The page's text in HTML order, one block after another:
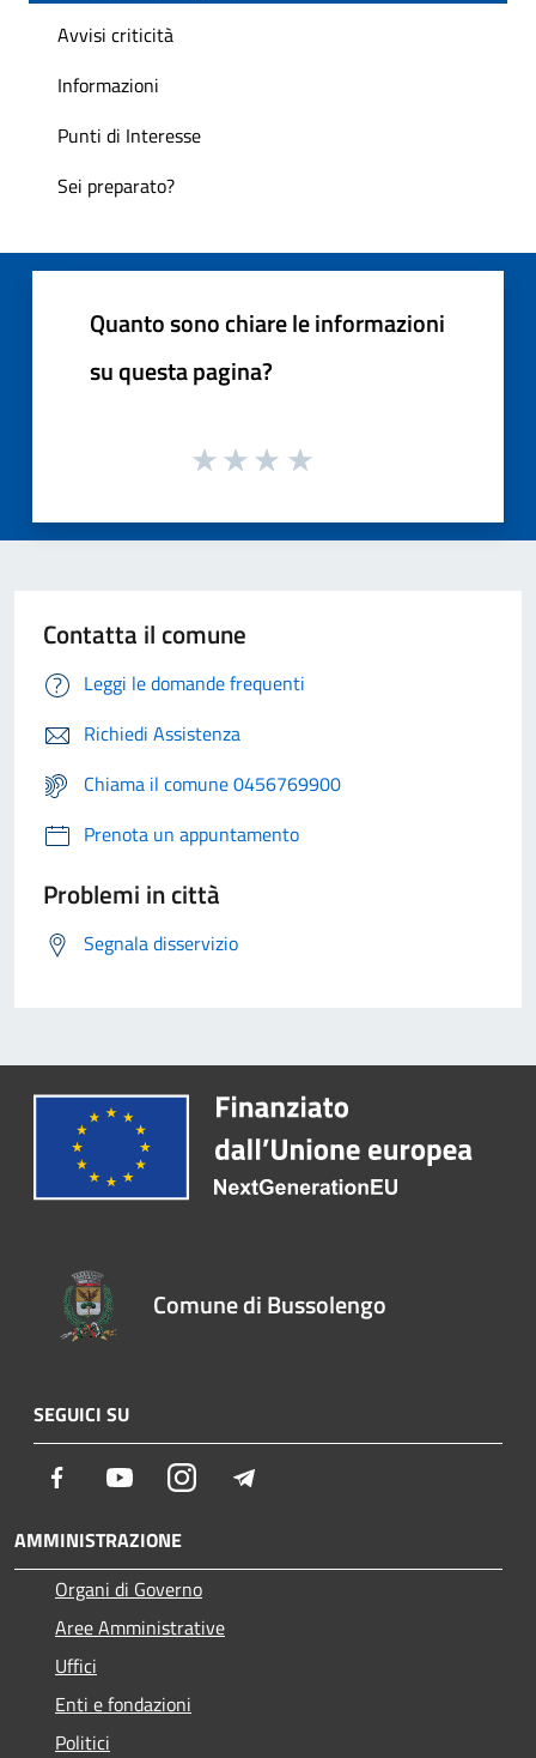
Avvisi criticità
Informazioni
Punti di Interesse
Sei preparato?
Quanto sono chiare le informazioni
su questa pagina?
Contatta il comune
Leggi le domande frequenti
Richiedi Assistenza
Chiama il comune 0456769900
Prenota un appuntamento
Problemi in città
Segnala disservizio
Comune di Bussolengo
SEGUICI SU
Facebook YoutubeInstagram
AMMINISTRAZIONE
Organi di Governo
Aree Amministrative
Uffici
Enti e fondazioni
Politici